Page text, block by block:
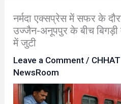
नर्मदा एक्सप्रेस में सफर के
उज्जैन-अनूपपुर के बीच
में जुटी
Leave a Comment /
NewsRoom